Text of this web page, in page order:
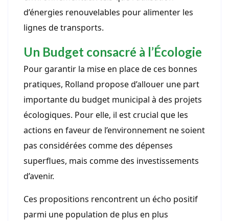
d’énergies renouvelables pour alimenter les
lignes de transports.
Un Budget consacré à l’Écologie
Pour garantir la mise en place de ces bonnes
pratiques, Rolland propose d’allouer une part
importante du budget municipal à des projets
écologiques. Pour elle, il est crucial que les
actions en faveur de l’environnement ne soient
pas considérées comme des dépenses
superflues, mais comme des investissements
d’avenir.
Ces propositions rencontrent un écho positif
parmi une population de plus en plus